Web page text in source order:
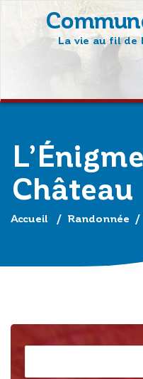
La vie au fil de
Château
Accueil / Randonnée /